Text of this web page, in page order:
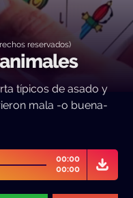
reservados)
típicos de asado y
mala -o buena-
00:00
00:00